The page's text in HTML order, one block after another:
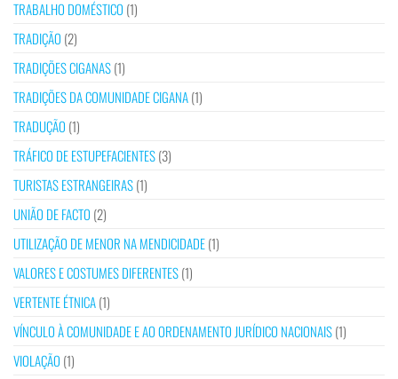
TRABALHO DOMÉSTICO (1)
TRADIÇÃO (2)
TRADIÇÕES CIGANAS(1)
TRADIÇÕES DA COMUNIDADE CIGANA(1)
TRADUÇÃO (1)
TRÁFICO DE ESTUPEFACIENTES(3)
TURISTAS ESTRANGEIRAS(1)
UNIÃO DE FACTO (2)
UTILIZAÇÃO DE MENOR NA MENDICIDADE(1)
VALORES E COSTUMES DIFERENTES(1)
VERTENTE ÉTNICA(1)
VÍNCULO À COMUNIDADE E AO ORDENAMENTO JURÍDICO NACIONAIS(1)
VIOLAÇÃO (1)